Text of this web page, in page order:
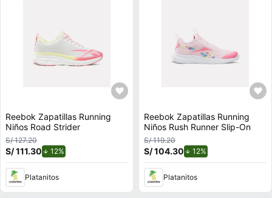
Reebok Zapatillas Running
Niños Road Strider
S/ 127.20
S/ 111.30 12%
Platanitos
Reebok Zapatillas Running
Niños Rush Runner Slip-On
S/ 119.20
S/ 104.30 12%
Platanitos